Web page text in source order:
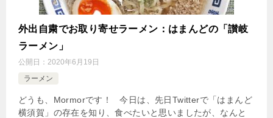
外出自粛でお取り寄せラーメン：はまんどの「讃岐
ラーメン」
公開日： 2020年6月19日
ラーメン
どうも、Mormorです！ 今日は、先日Twitterで「はまんど
横須賀」の存在を知り、食べたいと思いましたが、なんと